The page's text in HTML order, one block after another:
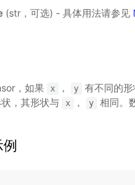
(str，可选) - 具体用法请参见
，如果 x ， y 有不同的
，其形状与 x ， y 相同。